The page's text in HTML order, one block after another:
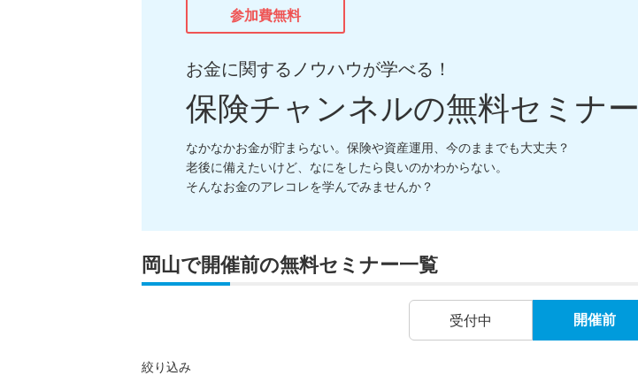
参加費無料
お金に関するノウハウが学べる！
保険チャンネルの無料セミナー
なかなかお金が貯まらない。保険や資産運用、今のままでも大丈夫？
老後に備えたいけど、なにをしたら良いのかわからない。
そんなお金のアレコレを学んでみませんか？
岡山で開催前の無料セミナー一覧
受付中 開催前
絞り込み